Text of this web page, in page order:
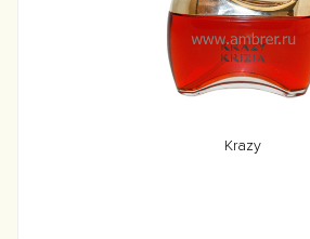
Krazy